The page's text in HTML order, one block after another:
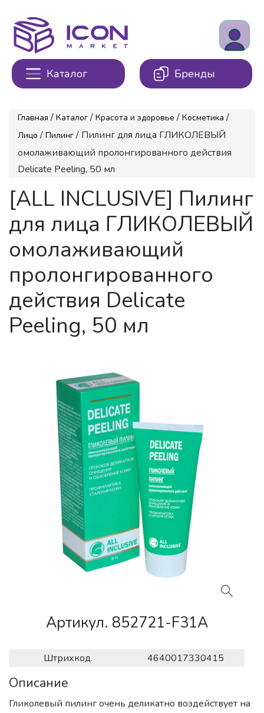
Каталог Бренды
Главная / Каталог / Красота и здоровье / Косметика /
Лицо / Пилинг / Пилинг для лица ГЛИКОЛЕВЫЙ
омолаживающий пролонгированного действия
Delicate Peeling, 50 мл
[ALL INCLUSIVE] Пилинг
для лица ГЛИКОЛЕВЫЙ
омолаживающий
пролонгированного
действия Delicate
Peeling, 50 мл
Артикул. 852721-F31A
Штрихкод. 4640017330415
Описание
Гликолевый пилинг очень деликатно воздействует на